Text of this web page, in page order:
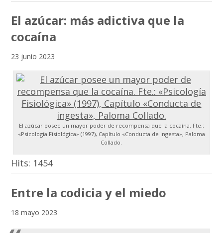
El azúcar: más adictiva que la
cocaína
23 junio 2023
El azúcar posee un mayor poder de recompensa que la cocaína. Fte.:
«Psicología Fisiológica» (1997), Capítulo «Conducta de ingesta», Paloma
Collado.
Hits: 1454
Entre la codicia y el miedo
18 mayo 2023